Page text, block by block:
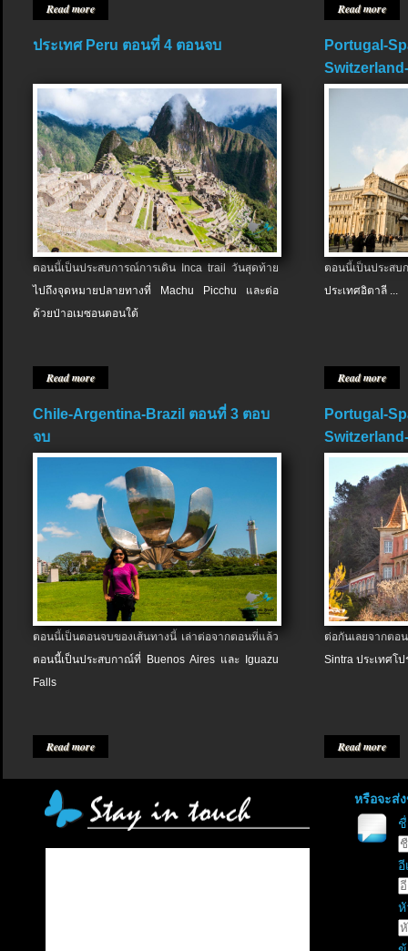
Read more Read more
ประเทศ Peru ตอนที่ 4 ตอนจบ
ตอนนี้เป็นประสบการณ์การเดิน Inca trail วันสุดท้าย
ไปถึงจุดหมายปลายทางที่ Machu Picchu และต่อ
ด้วยป่าอเมซอนตอนใต้
Read more
Portugal-
ตอนนี้เป็นประส
ประเทศอิตาลี ...
Read more
Chile-Argentina-Brazil ตอนที่ 3 ตอบ
จบ
ตอนนี้เป็นตอนจบของเส้นทางนี้ เล่าต่อจากตอนที่แล้ว
ตอนนี้เป็นประสบกาณ์ที่ Buenos Aires และ Iguazu
Falls
Read more
Portugal-
ต่อกันเลยจากต
Sintra ประเทศโป
Read more
หรือจะส่
อี
หั